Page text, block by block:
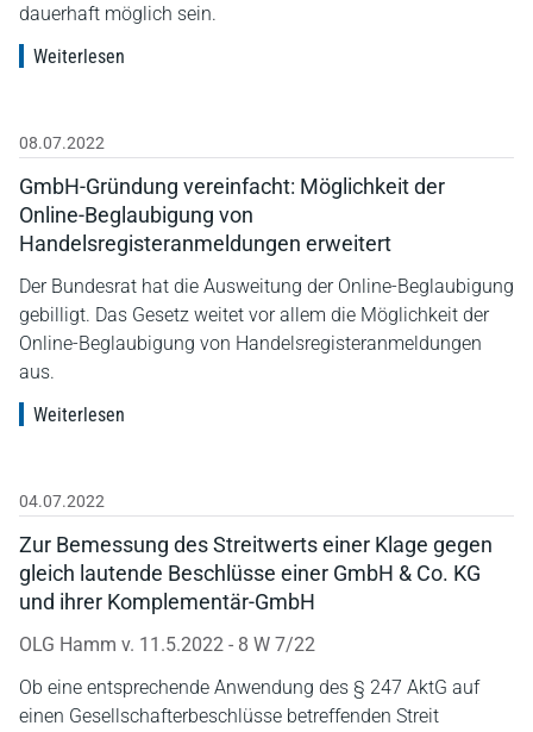
dauerhaft möglich sein.
Weiterlesen
08.07.2022
GmbH-Gründung vereinfacht: Möglichkeit der
Online-Beglaubigung von
Handelsregisteranmeldungen erweitert
Der Bundesrat hat die Ausweitung der Online-Beglaubigung
gebilligt. Das Gesetz weitet vor allem die Möglichkeit der
Online-Beglaubigung von Handelsregisteranmeldungen
aus.
Weiterlesen
04.07.2022
Zur Bemessung des Streitwerts einer Klage gegen
gleich lautende Beschlüsse einer GmbH & Co. KG
und ihrer Komplementär-GmbH
OLG Hamm v. 11.5.2022 - 8 W 7/22
Ob eine entsprechende Anwendung des § 247 AktG auf
einen Gesellschafterbeschlüsse betreffenden Streit